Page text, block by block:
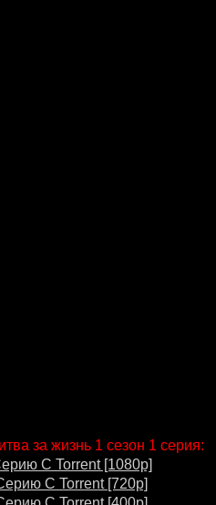
за жизнь 1 сезон 1 серия:
С Torrent [1080p]
С Torrent [720p]